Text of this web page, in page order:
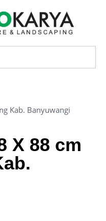
Kab. Banyuwangi
X 88 cm